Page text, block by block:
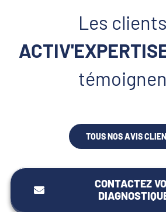
Les
TOUS NOS AVIS
CONTACTEZ